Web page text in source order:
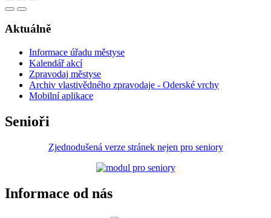
Aktuálně
Informace úřadu městyse
Kalendář akcí
Zpravodaj městyse
Archiv vlastivědného zpravodaje - Oderské vrchy
Mobilní aplikace
Senioři
Zjednodušená verze stránek nejen pro seniory
Informace od nás